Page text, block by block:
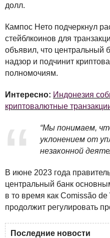
долл.
Кампос Нето подчеркнул
стейблкоинов для
объявил, что центральный
надзор и подчинит
полномочиям.
Интересно: Индонезия
криптовалютные
“Мы понимаем,
уклонением от
незаконной
В июне 2023 года
центральный банк
в то время как Comissão
продолжит регулировать
Последние новости